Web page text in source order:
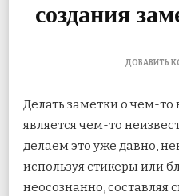
создания
ДОБАВИТЬ
Делать заметки о чем-
является чем-то
делаем это уже давно,
используя стикеры или
неосознанно, составляя